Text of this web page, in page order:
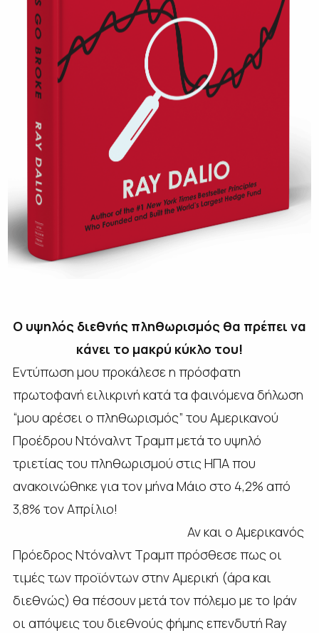
Ο υψηλός διεθνής πληθωρισμός θα πρέπει να
κάνει το μακρύ κύκλο του!
Εντύπωση μου προκάλεσε η πρόσφατη
πρωτοφανή ειλικρινή κατά τα φαινόμενα δήλωση
“μου αρέσει ο πληθωρισμός” του Αμερικανού
Προέδρου Ντόναλντ Τραμπ μετά το υψηλό
τριετίας του πληθωρισμού στις ΗΠΑ που
ανακοινώθηκε για τον μήνα Μάιο στο 4,2% από
3,8% τον Απρίλιο!
Αν και ο Αμερικανός
Πρόεδρος Ντόναλντ Τραμπ πρόσθεσε πως οι
τιμές των προϊόντων στην Αμερική (άρα και
διεθνώς) θα πέσουν μετά τον πόλεμο με το Ιράν
οι απόψεις του διεθνούς φήμης επενδυτή Ray